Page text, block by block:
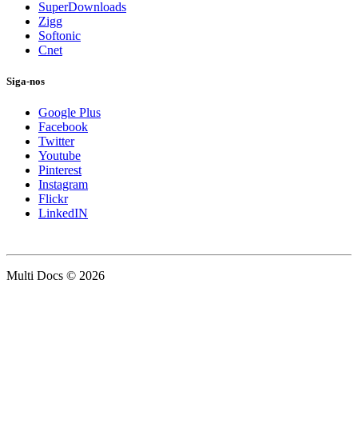
SuperDownloads
Zigg
Softonic
Cnet
Siga-nos
Google Plus
Facebook
Twitter
Youtube
Pinterest
Instagram
Flickr
LinkedIN
Multi Docs © 2026